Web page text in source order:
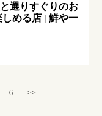
選りすぐりのお
める店 | 鮮や一
6 >>